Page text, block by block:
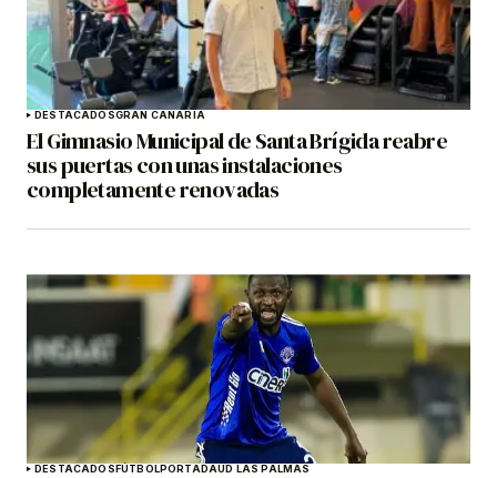
DESTACADOSGRAN CANARIA
El Gimnasio Municipal de Santa Brígida reabre
sus puertas con unas instalaciones
completamente renovadas
DESTACADOS FÚTBOLPORTADAUD LAS PALMAS